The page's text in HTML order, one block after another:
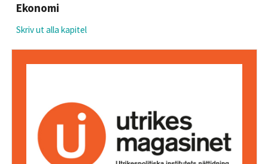
Ekonomi
Skriv ut alla kapitel